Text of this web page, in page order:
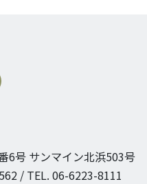
6号 サンマイン北浜503号
/ TEL. 06-6223-8111